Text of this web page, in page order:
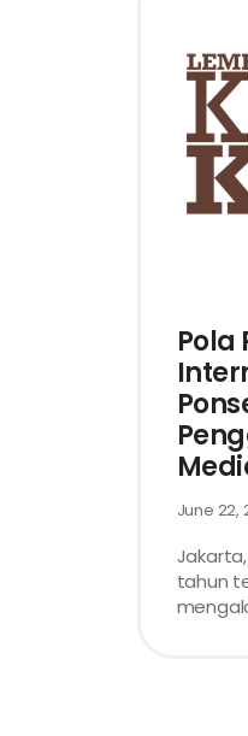
Pola
June 22,
tahun